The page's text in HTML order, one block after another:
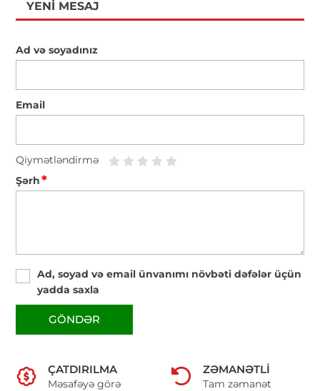
YENI MESAJ
Ad və soyadınız
Email
Qiymətləndirmə
Şərh*
Ad, soyad və email ünvanımı növbəti dəfələr üçün
yadda saxla
GÖNDƏR
ÇATDIRILMA
Məsafəyə görə
ZƏMANƏTLI
Tam zəmanət